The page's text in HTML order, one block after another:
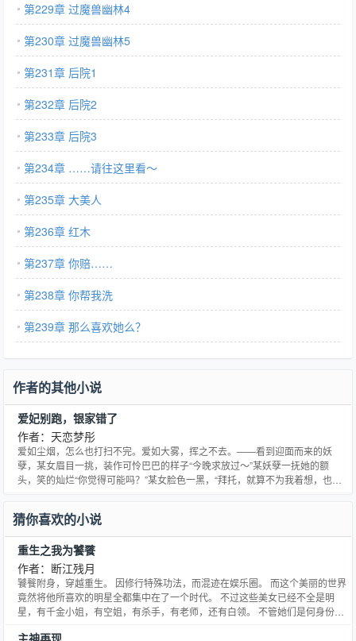
第229章 过魔兽幽林4
第230章 过魔兽幽林5
第231章 后院1
第232章 后院2
第233章 后院3
第234章 ……请往这里看～
第235章 大美人
第236章 红木
第237章 你赔……
第238章 你帮我洗
第239章 那么喜欢她么？
作者的其他小说
爱妃别跑，银家错了
作者：天恋梦彤
爱如尘烟，怎么也打扫不完。爱如大雾，挥之不去。——看到迎面而来的妖
孽，某女眉目一挑，装作可怜巴巴的样子“今晚求放过～”某妖孽一抚她的额
头，笑的灿烂“你觉得可能吗？”某女脸色一黑，“拜托，就算不为我着想，也应
爱情之美！欢迎入坑书友群：374757645
猜你喜欢的小说
重生之我为饕餮
作者：断江残月
饕餮附身，穿越重生。 因修行特殊功法，而混迹在娱乐圈。 而这个美丽的世界
竟然将他所喜欢的明星全都集中在了一个时代。 不过这些美女已经不全是明
星，有千金小姐，有空姐，有杀手，有老师，还有白领。 不管她们是何身份，
主神再现